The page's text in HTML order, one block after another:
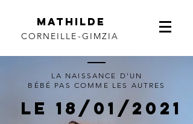
Mathilde
CORNEILLE-GIMZIA
LA NAISSANCE D'UN
BÉBÉ PAS COMME LES AUTRES
LE 18/01/2021